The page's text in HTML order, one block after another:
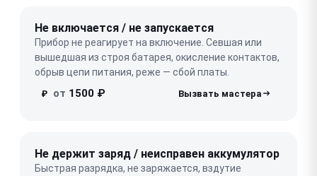
Не включается / не запускается
Прибор не реагирует на включение. Севшая или
вышедшая из строя батарея, окисление контактов,
обрыв цепи питания, реже — сбой платы.
₽ от 1500 ₽
Не держит заряд / неисправен аккумулятор
Быстрая разрядка, не заряжается, вздутие